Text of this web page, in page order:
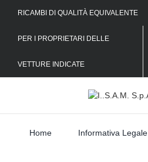
RICAMBI DI QUALITÀ EQUIVALENTE
PER I PROPRIETARI DELLE
VETTURE INDICATE
Home Informativa Legale